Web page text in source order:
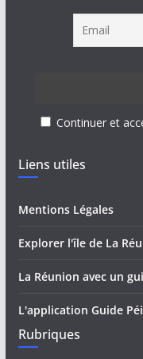
Continuer et
Liens utiles
Mentions Légales
Explorer l'île de La
La Réunion avec un
L'application Guide Péi
Rubriques